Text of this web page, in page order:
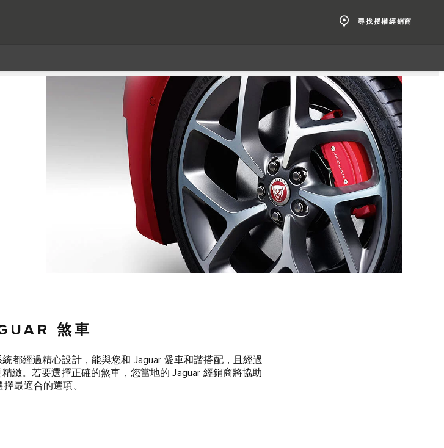
尋找授權經銷商
煞車
都經過精心設計，能與您和 Jaguar 愛車和諧搭配，且經過
緻。若要選擇正確的煞車，您當地的 Jaguar 經銷商將協助
擇最適合的選項。